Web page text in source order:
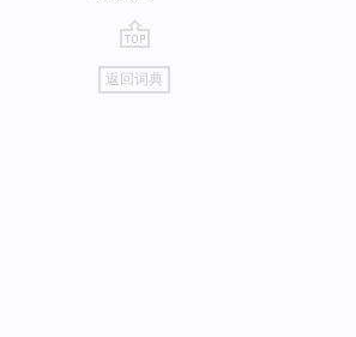
go
top
返回词典